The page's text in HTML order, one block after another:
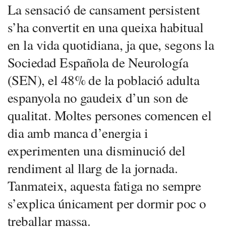
La sensació de cansament persistent
s’ha convertit en una queixa habitual
en la vida quotidiana, ja que, segons la
Sociedad Española de Neurología
(SEN), el 48% de la població adulta
espanyola no gaudeix d’un son de
qualitat. Moltes persones comencen el
dia amb manca d’energia i
experimenten una disminució del
rendiment al llarg de la jornada.
Tanmateix, aquesta fatiga no sempre
s’explica únicament per dormir poc o
treballar massa.